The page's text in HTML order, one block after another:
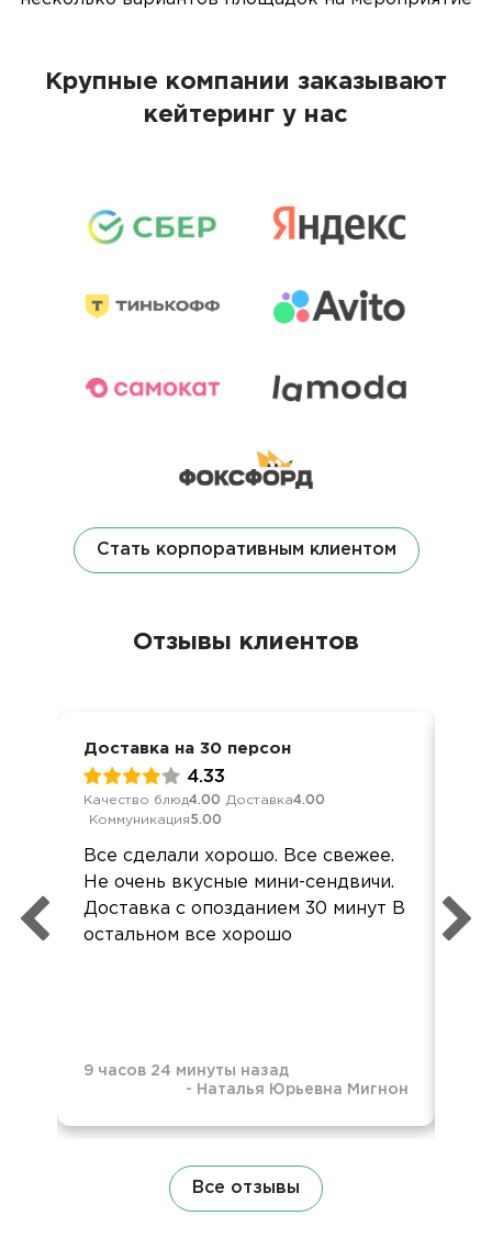
Крупные компании заказывают
кейтеринг у нас
Стать корпоративным клиентом
Отзывы клиентов
Доставка на 30 персон
4.33
Качество блюд4.00 Доставка4.00
Коммуникация5.00
Все сделали хорошо. Все свежее.
Не очень вкусные мини-сендвичи.
Доставка с опозданием 30 минут В
остальном все хорошо
9 часов 24 минуты назад
- Наталья Юрьевна Мигнон
Все отзывы